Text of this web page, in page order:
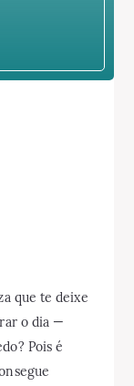
que te deixe
o dia —
Pois é